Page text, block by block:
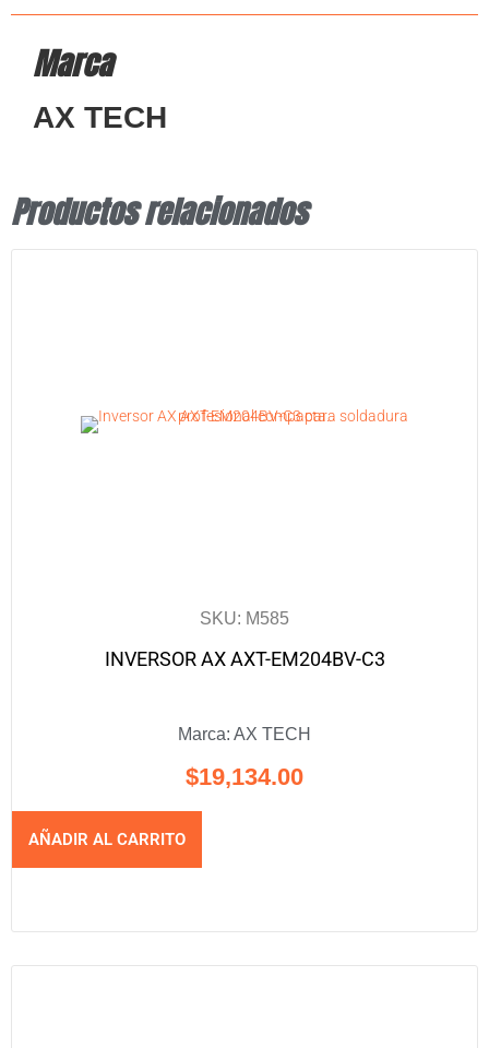
Marca
AX TECH
Productos relacionados
SKU: M585
INVERSOR AX AXT-EM204BV-C3
Marca: AX TECH
$19,134.00
AÑADIR AL CARRITO